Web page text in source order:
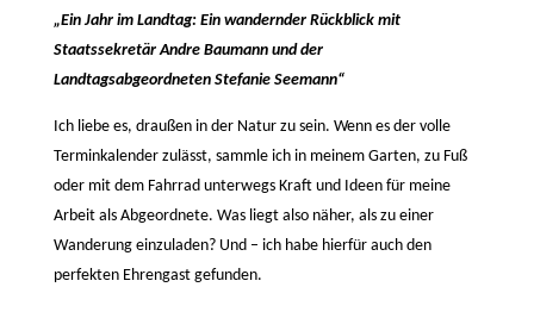
„Ein Jahr im Landtag: Ein wandernder Rückblick mit
Staatssekretär Andre Baumann und der
Landtagsabgeordneten Stefanie Seemann“
Ich liebe es, draußen in der Natur zu sein. Wenn es der volle
Terminkalender zulässt, sammle ich in meinem Garten, zu Fuß
oder mit dem Fahrrad unterwegs Kraft und Ideen für meine
Arbeit als Abgeordnete. Was liegt also näher, als zu einer
Wanderung einzuladen? Und – ich habe hierfür auch den
perfekten Ehrengast gefunden.